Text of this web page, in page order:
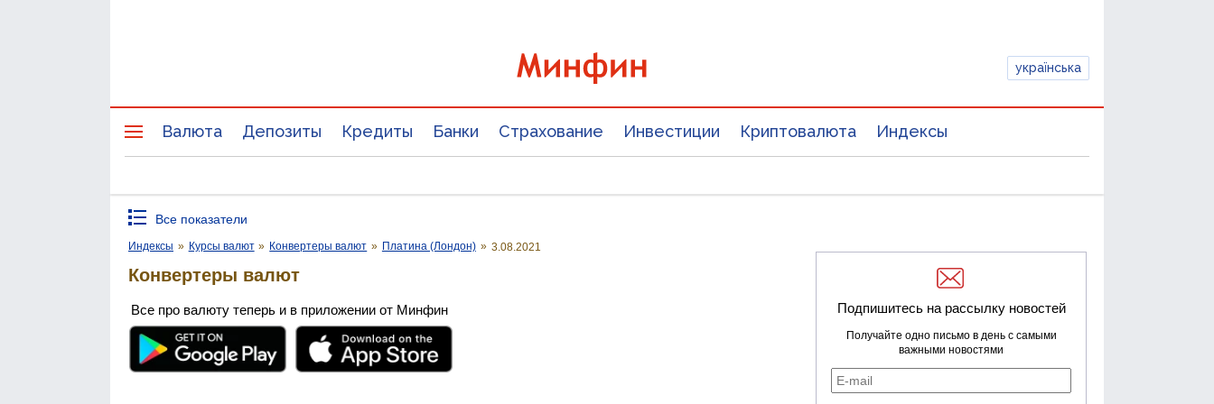
українська
Валюта Депозиты Кредиты Банки Страхование Инвестиции Криптовалюта Индексы
Все показатели
Индексы » Курсы валют » Конвертеры валют » Платина (Лондон) » 3.08.2021
Конвертеры валют
Все про валюту теперь и в приложении от Минфин Подпишитесь на рассылку новостей
Получайте одно письмо в день с самыми
важными новостями